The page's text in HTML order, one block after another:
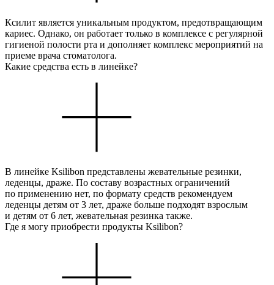
Ксилит является уникальным продуктом, предотвращающим
кариес. Однако, он работает только в комплексе с регулярной
гигиеной полости рта и дополняет комплекс мероприятий на
приеме врача стоматолога.
Какие средства есть в линейке?
В линейке Ksilibon представлены жевательные резинки,
леденцы, драже. По составу возрастных ограничений
по применению нет, по формату средств рекомендуем
леденцы детям от 3 лет, драже больше подходят взрослым
и детям от 6 лет, жевательная резинка также.
Где я могу приобрести продукты Ksilibon?